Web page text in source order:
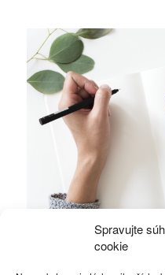
Spravujte
cookie
Ficova vláda a médiá…